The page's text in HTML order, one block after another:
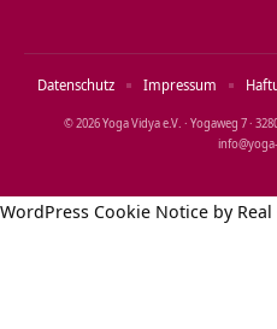
© 2026 Yoga Vidya e.V. · Yogaweg 7 ·
Datenschutz Impressum
WordPress Cookie Notice by